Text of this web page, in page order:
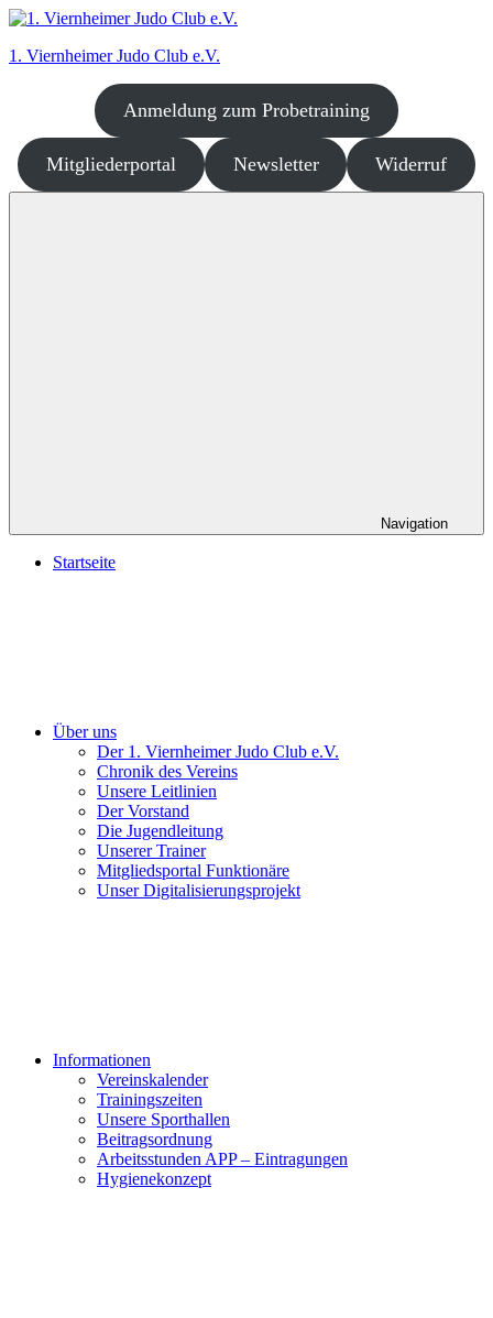
Zum
springen
1. Viernheimer Judo Club e.V.
dort
wo
es
Anmeldung zum Probetraining
Mitgliederportal Newsletter Widerruf
Navigation
Startseite
Über uns
Der 1. Viernheimer Judo Club e.V.
Chronik des Vereins
Unsere Leitlinien
Der Vorstand
Die Jugendleitung
Unserer Trainer
Mitgliedsportal Funktionäre
Unser Digitalisierungsprojekt
Informationen
Vereinskalender
Trainingszeiten
Unsere Sporthallen
Beitragsordnung
Arbeitsstunden APP – Eintragungen
Hygienekonzept